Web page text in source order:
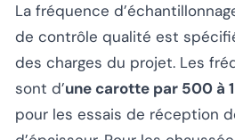
La fréquence
de contrôle qualité est
des charges du projet. Les
sont d’une carotte par 500 à
pour les essais de réception